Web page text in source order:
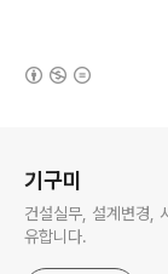
기구미
건설실무, 설계변경,
유합니다.